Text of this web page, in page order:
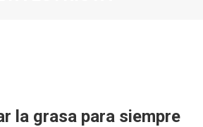
la grasa para siempre